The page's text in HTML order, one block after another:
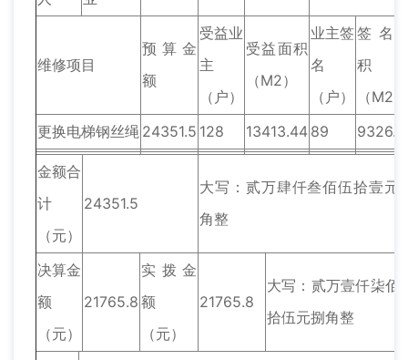
维修项目
预算金
额
受益业
主
（户）
受益面积
（M2）
业主签
名
（户）
签名
积
（M2）
更换电梯钢丝绳 24351.5 128 13413.44 89
金额合
计
（元）
24351.5
大写：贰万肆仟叁佰伍拾壹元
角整
决算金
额
（元）
21765.8
实拨金
额
（元）
21765.8
大写：贰万壹仟柒佰
拾伍元捌角整